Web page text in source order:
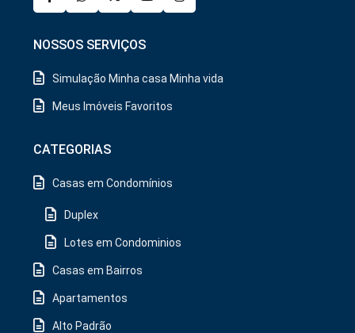
NOSSOS SERVIÇOS
Simulação Minha casa Minha vida
Meus Imóveis Favoritos
CATEGORIAS
Casas em Condomínios
Duplex
Lotes em Condominios
Casas em Bairros
Apartamentos
Alto Padrão